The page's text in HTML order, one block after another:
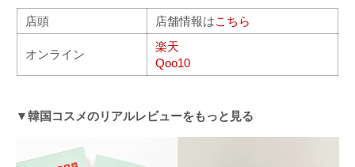
店頭 店舗情報はこちら
オンライン
楽天
Qoo10
▼韓国コスメのリアルレビューをもっと見る